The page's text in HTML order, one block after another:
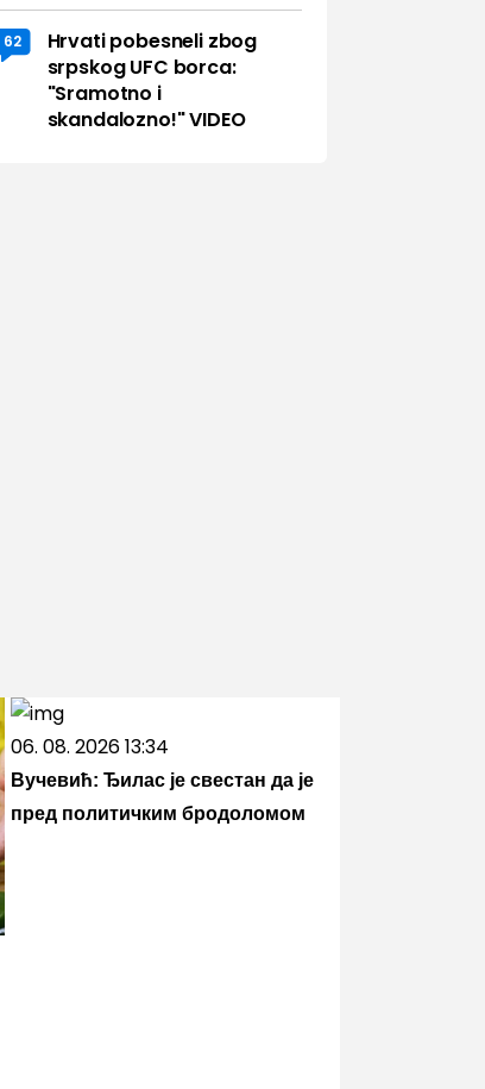
62
Hrvati pobesneli zbog
srpskog UFC borca:
"Sramotno i
skandalozno!" VIDEO
06. 08. 2026 13:34
Вучевић: Ђилас је свестан да је
пред политичким бродоломом